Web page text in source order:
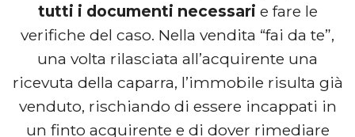
tutti i documenti necessari e fare le
verifiche del caso. Nella vendita “fai da te”,
una volta rilasciata all’acquirente una
ricevuta della caparra, l’immobile risulta già
venduto, rischiando di essere incappati in
un finto acquirente e di dover rimediare